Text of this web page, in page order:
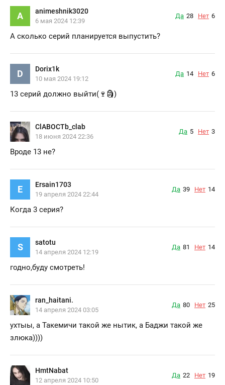
A animeshnik3020
6 мая 2024 12:39
Да 28 Нет 6
А сколько серий планируется выпустить?
D Dorix1k
10 мая 2024 19:12
Да 14 Нет 6
13 серий должно выйти(🍷🗿)
ClABOCTb_clab
18 июня 2024 22:36
Да 5 Нет 3
Вроде 13 не?
E Ersain1703
19 апреля 2024 22:44
Да 39 Нет 14
Когда 3 серия?
S satotu
14 апреля 2024 12:19
Да 81 Нет 14
годно,буду смотреть!
ran_haitani.
14 апреля 2024 03:05
Да 80 Нет 25
ухтыы, а Такемичи такой же нытик, а Баджи такой же
злюка))))
HmtNabat
12 апреля 2024 10:50
Да 22 Нет 19